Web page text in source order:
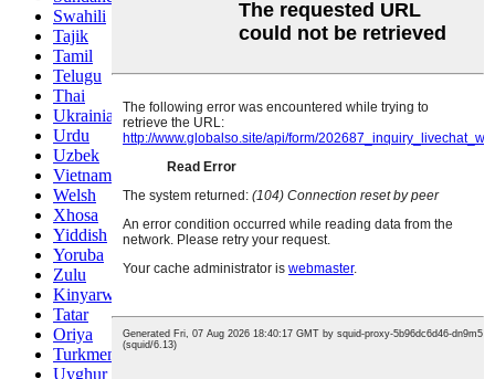
Swahili
Tajik
Tamil
Telugu
Thai
Ukrainian
Urdu
Uzbek
Vietnamese
Welsh
Xhosa
Yiddish
Yoruba
Zulu
Kinyarwanda
Tatar
Oriya
Turkmen
Uyghur